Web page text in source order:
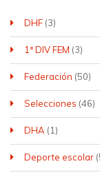
DHF (3)
1ª DIV FEM (3)
Federación (50)
Selecciones (46)
DHA (1)
Deporte escolar